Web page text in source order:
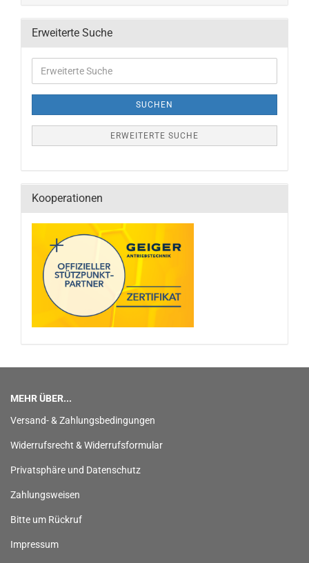
Erweiterte Suche
SUCHEN
ERWEITERTE SUCHE
Kooperationen
MEHR ÜBER...
Versand- & Zahlungsbedingungen
Widerrufsrecht & Widerrufsformular
Privatsphäre und Datenschutz
Zahlungsweisen
Bitte um Rückruf
Impressum